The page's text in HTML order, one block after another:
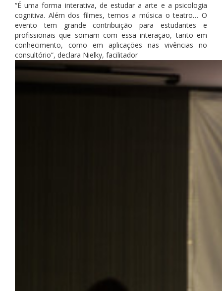
“É uma forma interativa, de estudar a arte e a psicologia
cognitiva. Além dos filmes, temos a música o teatro… O
evento tem grande contribuição para estudantes e
profissionais que somam com essa interação, tanto em
conhecimento, como em aplicações nas vivências no
consultório”, declara Nielky, facilitador